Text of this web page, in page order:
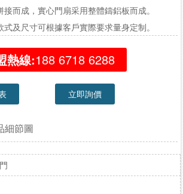
而成，實心門扇采用整體鑄鋁板而成。
及尺寸可根據客戶實際要求量身定制。
熱線:188 6718 6288
立即詢價
細節圖